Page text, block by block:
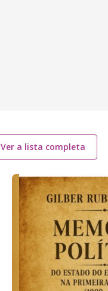
Ver a lista completa